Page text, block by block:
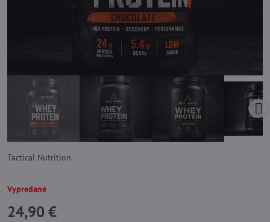
Tactical Nutrition
Vypredané
24,90 €